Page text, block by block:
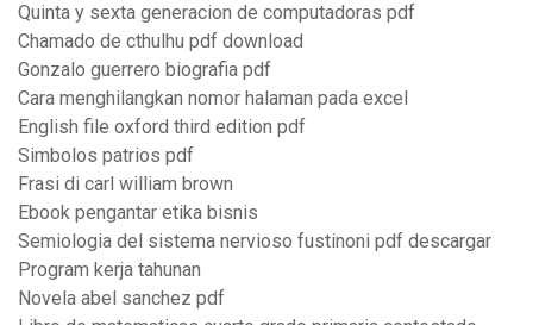
Quinta y sexta generacion de computadoras pdf
Chamado de cthulhu pdf download
Gonzalo guerrero biografia pdf
Cara menghilangkan nomor halaman pada excel
English file oxford third edition pdf
Simbolos patrios pdf
Frasi di carl william brown
Ebook pengantar etika bisnis
Semiologia del sistema nervioso fustinoni pdf descargar
Program kerja tahunan
Novela abel sanchez pdf